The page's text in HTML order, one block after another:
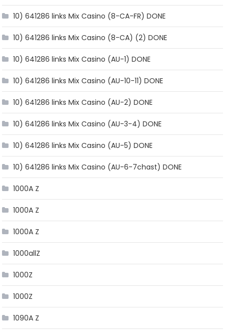
10) 641286 links Mix Casino (8-CA-FR) DONE
10) 641286 links Mix Casino (8-CA) (2) DONE
10) 641286 links Mix Casino (AU-1) DONE
10) 641286 links Mix Casino (AU-10-11) DONE
10) 641286 links Mix Casino (AU-2) DONE
10) 641286 links Mix Casino (AU-3-4) DONE
10) 641286 links Mix Casino (AU-5) DONE
10) 641286 links Mix Casino (AU-6-7chast) DONE
1000A Z
1000A Z
1000A Z
1000allZ
1000Z
1000Z
1090A Z